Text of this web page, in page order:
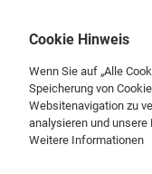
Cookie Hinweis
Wenn Sie auf „Alle
Speicherung von
Websitenavigation zu
analysieren und
Weitere Informationen